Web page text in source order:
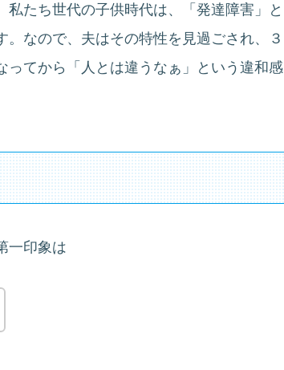
たち世代の子供時代は、「発達障害」と
なので、夫はその特性を見過ごされ、３
ってから「人とは違うなぁ」という違和感
一印象は